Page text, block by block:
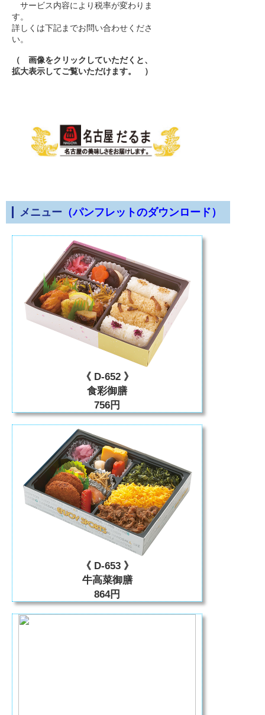
サービス内容により税率が変わりま
す。
詳しくは下記までお問い合わせくださ
い。
（ 画像をクリックしていただくと、
拡大表示してご覧いただけます。 ）
メニュー （パンフレットのダウンロード）
《 D-652 》
食彩御膳
756円
《 D-653 》
牛高菜御膳
864円